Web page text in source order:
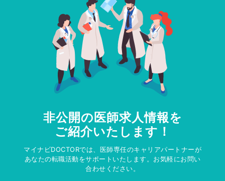
非公開の医師求人情報を
ご紹介いたします！
マイナビDOCTORでは、医師専任のキャリアパートナーが
あなたの転職活動をサポートいたします。お気軽にお問い
合わせください。